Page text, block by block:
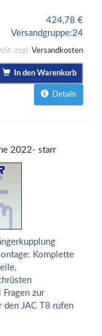
424,78 €
Versandgruppe:24
zzgl. Versandkosten
In den Warenkorb
Details
2022- starr
Komplette
zur
den JAC T8 rufen